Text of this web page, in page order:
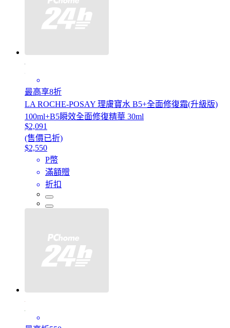
最高享8折
LA ROCHE-POSAY 理膚寶水 B5+全面修復霜(升級版)
100ml+B5瞬效全面修復精華 30ml
$2,091
(售價已折)
$2,550
P幣
滿額贈
折扣